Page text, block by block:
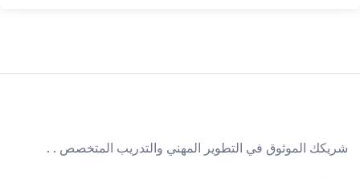
شريكك الموثوق في التطوير المهني والتدريب المتخصص . .